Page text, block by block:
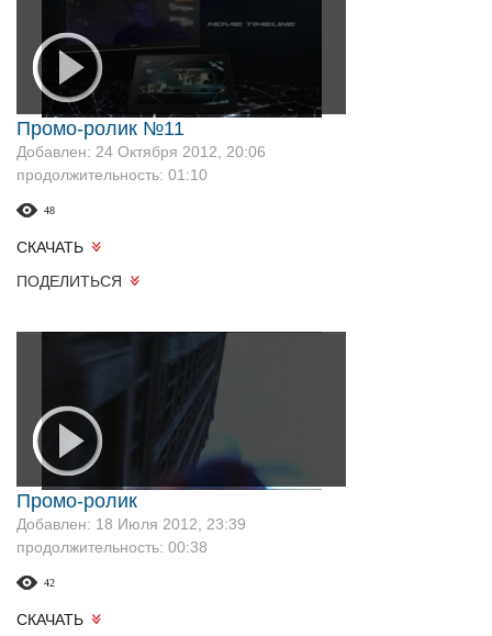
Промо-ролик №11
Добавлен: 24 Октября 2012, 20:06
продолжительность: 01:10
48
СКАЧАТЬ
ПОДЕЛИТЬСЯ
Промо-ролик
Добавлен: 18 Июля 2012, 23:39
продолжительность: 00:38
42
СКАЧАТЬ